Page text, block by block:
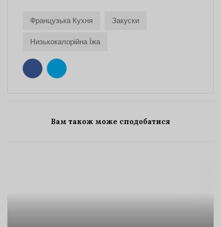
Французька Кухня
Закуски
Низькокалорійна Їжа
Вам також може сподобатися